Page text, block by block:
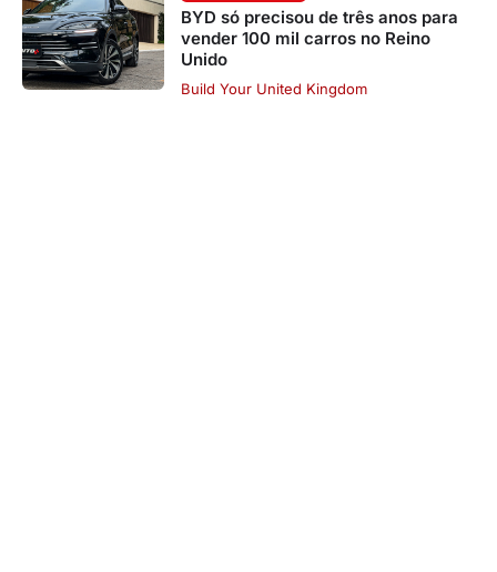
BYD só precisou de três anos para
vender 100 mil carros no Reino
Unido
Build Your United Kingdom